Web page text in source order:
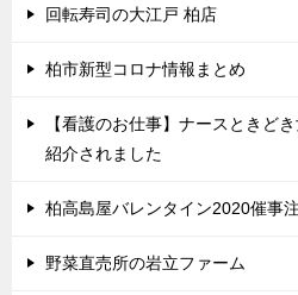
回転寿司の大江戸 柏店
柏市新型コロナ情報まとめ
【看護のお仕事】ナースときど
紹介されました
柏高島屋バレンタイン2020催事
野菜直売所の岩立ファーム